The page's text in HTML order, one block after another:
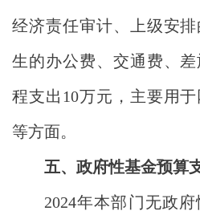
经济责任审计、上级安
生的办公费、交通费、
程支出10万元，主要用
等方面。
五、政府性基金预算
2024年本部门无政